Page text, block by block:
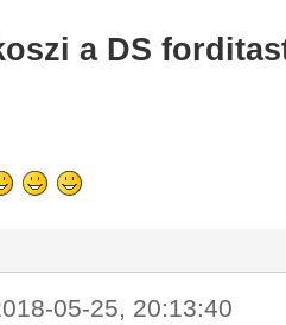
a DS
05-25, 20:13:40